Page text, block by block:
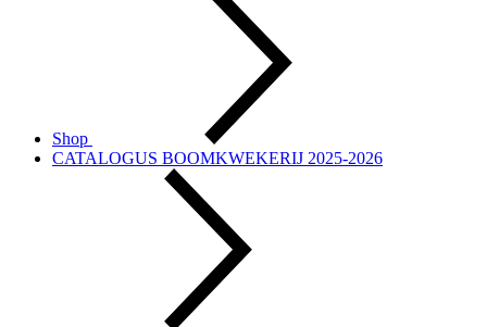
Shop
CATALOGUS BOOMKWEKERIJ 2025-2026